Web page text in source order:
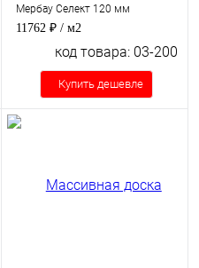
Мербау Селект 120 мм
11762 ₽ / м2
код товара: 03-200
Купить дешевле